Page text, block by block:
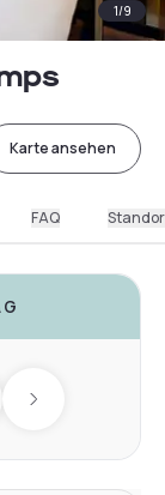
1/9
Karte ansehen
FAQ
Next day